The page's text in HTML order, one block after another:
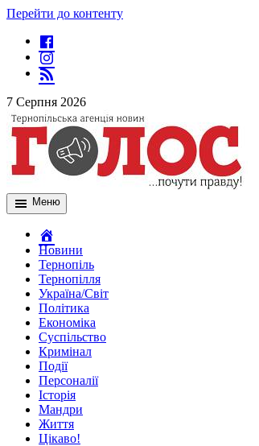
Перейти до контенту
7 Серпня 2026
Меню
Новини
Тернопіль
Тернопілля
Україна/Світ
Політика
Економіка
Суспільство
Кримінал
Події
Персоналії
Історія
Мандри
Життя
Цікаво!